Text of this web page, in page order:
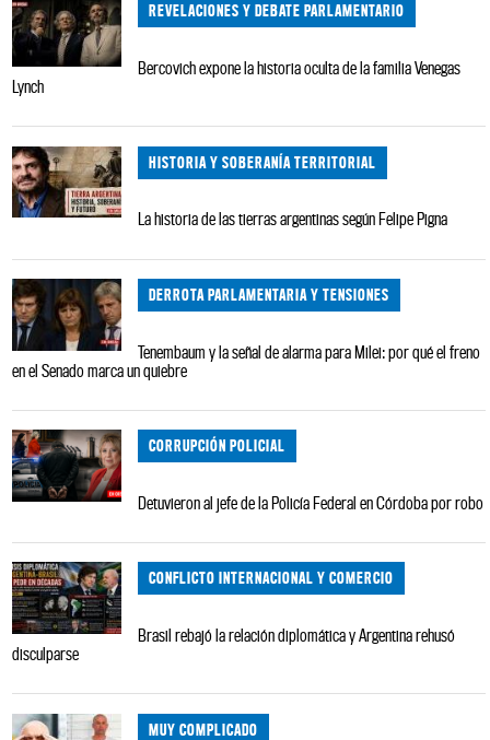
REVELACIONES Y DEBATE PARLAMENTARIO
Bercovich expone la historia oculta de la familia Venegas
Lynch
HISTORIA Y SOBERANÍA TERRITORIAL
La historia de las tierras argentinas según Felipe Pigna
DERROTA PARLAMENTARIA Y TENSIONES
Tenembaum y la señal de alarma para Milei: por qué el freno
en el Senado marca un quiebre
CORRUPCIÓN POLICIAL
Detuvieron al jefe de la Policía Federal en Córdoba por robo
CONFLICTO INTERNACIONAL Y COMERCIO
Brasil rebajó la relación diplomática y Argentina rehusó
disculparse
MUY COMPLICADO